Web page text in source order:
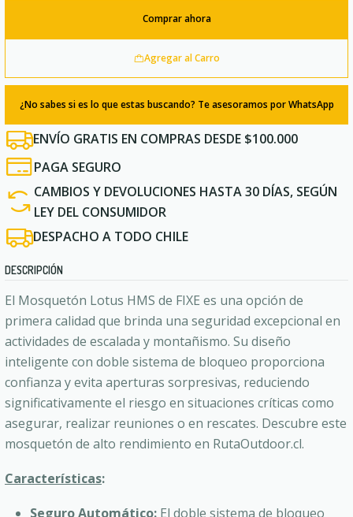
Agregar al Carro
Comprar ahora
¿No sabes si es lo que estas buscando? Te asesoramos por WhatsApp
ENVÍO GRATIS EN COMPRAS DESDE $100.000
PAGA SEGURO
CAMBIOS Y DEVOLUCIONES HASTA 30 DÍAS, SEGÚN
LEY DEL CONSUMIDOR
DESPACHO A TODO CHILE
DESCRIPCIÓN
El Mosquetón Lotus HMS de FIXE es una opción de
primera calidad que brinda una seguridad excepcional en
actividades de escalada y montañismo. Su diseño
inteligente con doble sistema de bloqueo proporciona
confianza y evita aperturas sorpresivas, reduciendo
significativamente el riesgo en situaciones críticas como
asegurar, realizar reuniones o en rescates. Descubre este
mosquetón de alto rendimiento en RutaOutdoor.cl.
Características:
Seguro Automático: El doble sistema de bloqueo